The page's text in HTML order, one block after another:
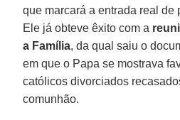
que marcará a entrada real de
Ele já obteve êxito com a
a Família, da qual saiu o
em que o Papa se mostrava
católicos divorciados
comunhão.